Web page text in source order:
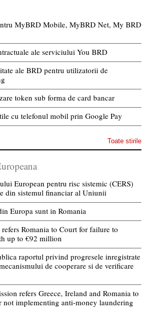
MyBRD Mobile, MyBRD Net, My BRD
ale serviciului You BRD
ale BRD pentru utilizatorii de
token sub forma de card bancar
cu telefonul mobil prin Google Pay
Toate stirile
European pentru risc sistemic (CERS)
din sistemul financiar al Uniunii
Europa sunt in Romania
Romania to Court for failure to
up to €92 million
raportul privind progresele inregistrate
de cooperare si de verificare
refers Greece, Ireland and Romania to
not implementing anti-money laundering